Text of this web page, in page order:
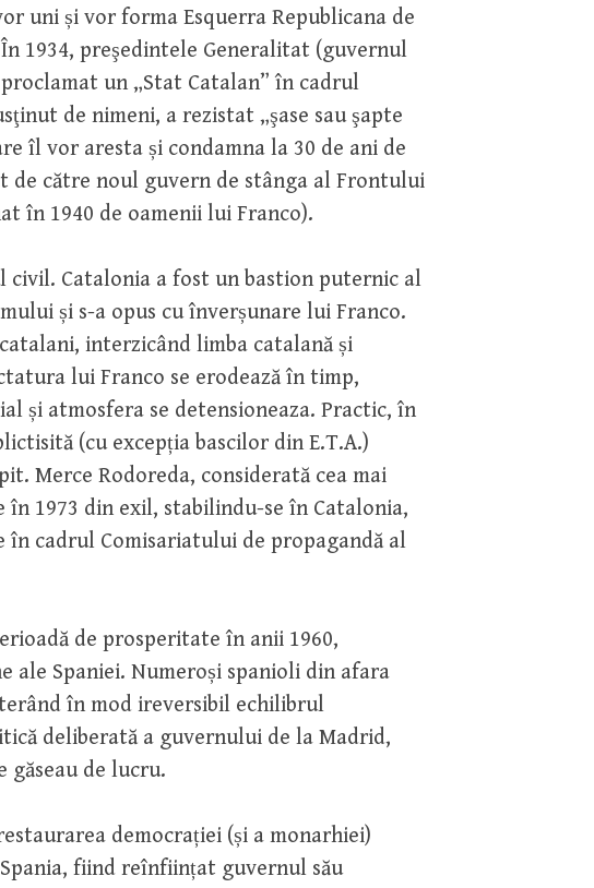
uni și vor forma Esquerra Republicana de
1934, preşedintele Generalitat (guvernul
un „Stat Catalan” în cadrul
de nimeni, a rezistat „şase sau şapte
îl vor aresta și condamna la 30 de ani de
de către noul guvern de stânga al Frontului
în 1940 de oamenii lui Franco).
civil. Catalonia a fost un bastion puternic al
și s-a opus cu înverșunare lui Franco.
interzicând limba catalană și
lui Franco se erodează în timp,
și atmosfera se detensioneaza. Practic, în
(cu excepția bascilor din E.T.A.)
Merce Rodoreda, considerată cea mai
1973 din exil, stabilindu-se în Catalonia,
cadrul Comisariatului de propagandă al
de prosperitate în anii 1960,
ale Spaniei. Numeroși spanioli din afara
în mod ireversibil echilibrul
deliberată a guvernului de la Madrid,
găseau de lucru.
democrației (și a monarhiei)
fiind reînființat guvernul său